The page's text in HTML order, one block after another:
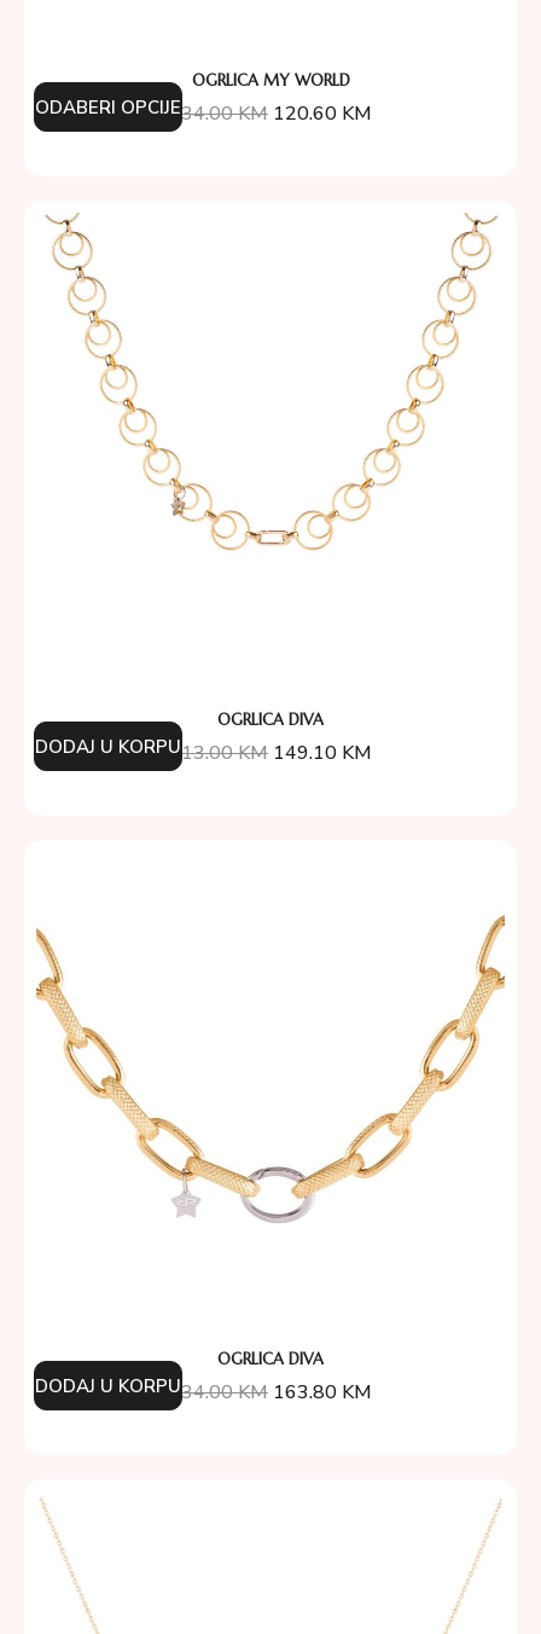
OGRLICA MY WORLD
134.00KM 120.60 KM
ODABERI OPCIJE
OGRLICA DIVA
213.00KM 149.10 KM
DODAJ U KORPU
OGRLICA DIVA
234.00KM 163.80 KM
DODAJ U KORPU